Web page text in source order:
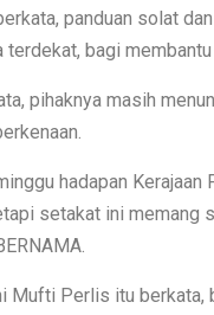
panduan solat
terdekat, bagi
pihaknya masih
hadapan
setakat ini memang
Mufti Perlis itu